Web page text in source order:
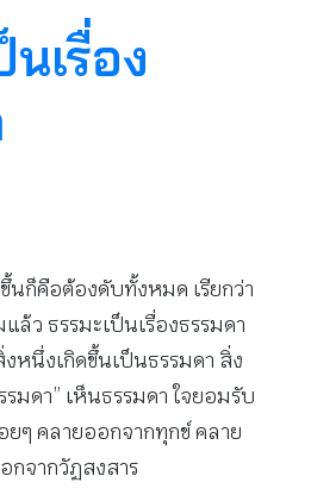
นเรื่อง
นก็คือต้องดับทั้งหมด เรียกว่า
ล้ว ธรรมะเป็นเรื่องธรรมดา
งหนึ่งเกิดขึ้นเป็นธรรมดา สิ่ง
ดา” เห็นธรรมดา ใจยอมรับ
ยๆ คลายออกจากทุกข์ คลาย
กจากวัฏสงสาร